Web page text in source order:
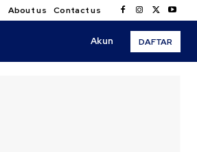
About us Contact us
Akun DAFTAR